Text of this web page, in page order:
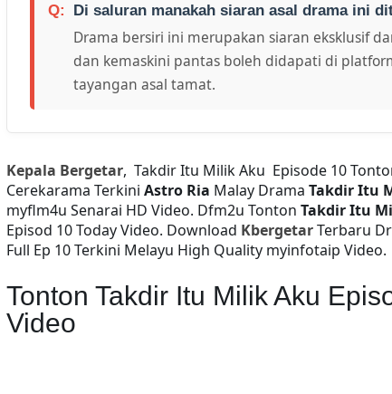
Di saluran manakah siaran asal drama ini
Drama bersiri ini merupakan siaran eksklusif
dan kemaskini pantas boleh didapati di
tayangan asal tamat.
Kepala Bergetar, Takdir Itu Milik Aku Episode 10
Cerekarama Terkini Astro Ria Malay Drama Takdir Itu
myflm4u Senarai HD Video. Dfm2u Tonton Takdir Itu
Episod 10 Today Video. Download KbergetarTerbaru
Full Ep 10 Terkini Melayu High Quality myinfotaip Video.
Tonton Takdir Itu Milik Aku
Video